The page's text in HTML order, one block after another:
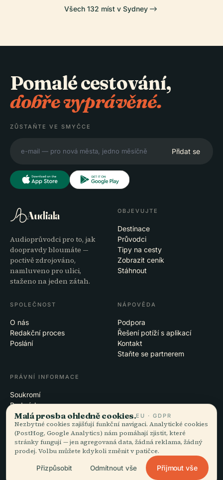
Všech 132 míst v Sydney
Pomalé cestování,
dobře vyprávěné.
ZŮSTAŇTE VE SMYČCE
Přidat se
Audiala
Audioprůvodci pro to, jak
doopravdy bloumáte —
poctivě zdrojováno,
namluveno pro ulici,
staženo na jeden zátah.
OBJEVUJTE
Destinace
Průvodci
Tipy na cesty
Zobrazit ceník
Stáhnout
SPOLEČNOST
O nás
Redakční proces
Poslání
NÁPOVĚDA
Podpora
Řešení potíží s aplikací
Kontakt
Staňte se partnerem
PRÁVNÍ INFORMACE
Soukromí
Podmínky
Nastavení cookies
Smazat účet
© 2026 Audiala · Vzniká v Morges ve Švýcarsku, na cestách i v oblacích
EN · FR · DE · ES · IT · PT · JA · ZH · HI · RU · CS · AR
Malá prosba ohledně cookies.EU · GDPR
Nezbytné cookies zajišťují funkční navigaci. Analytické cookies
(PostHog, Google Analytics) nám pomáhají zjistit, které
stránky fungují — jen agregovaná data, žádná reklama, žádný
prodej. Volbu můžete kdykoli změnit v patičce.
Přizpůsobit Odmítnout vše Přijmout vše